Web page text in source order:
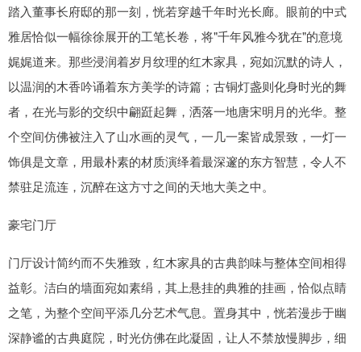
踏入董事长府邸的那一刻，恍若穿越千年时光长廊。眼前的中式
雅居恰似一幅徐徐展开的工笔长卷，将"千年风雅今犹在"的意境
娓娓道来。那些浸润着岁月纹理的红木家具，宛如沉默的诗人，
以温润的木香吟诵着东方美学的诗篇；古铜灯盏则化身时光的舞
者，在光与影的交织中翩跹起舞，洒落一地唐宋明月的光华。整
个空间仿佛被注入了山水画的灵气，一几一案皆成景致，一灯一
饰俱是文章，用最朴素的材质演绎着最深邃的东方智慧，令人不
禁驻足流连，沉醉在这方寸之间的天地大美之中。
豪宅门厅
门厅设计简约而不失雅致，红木家具的古典韵味与整体空间相得
益彰。洁白的墙面宛如素绢，其上悬挂的典雅的挂画，恰似点睛
之笔，为整个空间平添几分艺术气息。置身其中，恍若漫步于幽
深静谧的古典庭院，时光仿佛在此凝固，让人不禁放慢脚步，细